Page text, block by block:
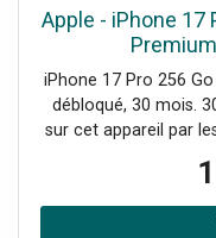
Apple - iPhone 17
iPhone 17 Pro 256
débloqué, 30 mois.
sur cet appareil par